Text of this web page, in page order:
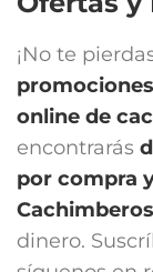
¡No te
online de
encontrarás
por compra
Cachimberos
dinero.